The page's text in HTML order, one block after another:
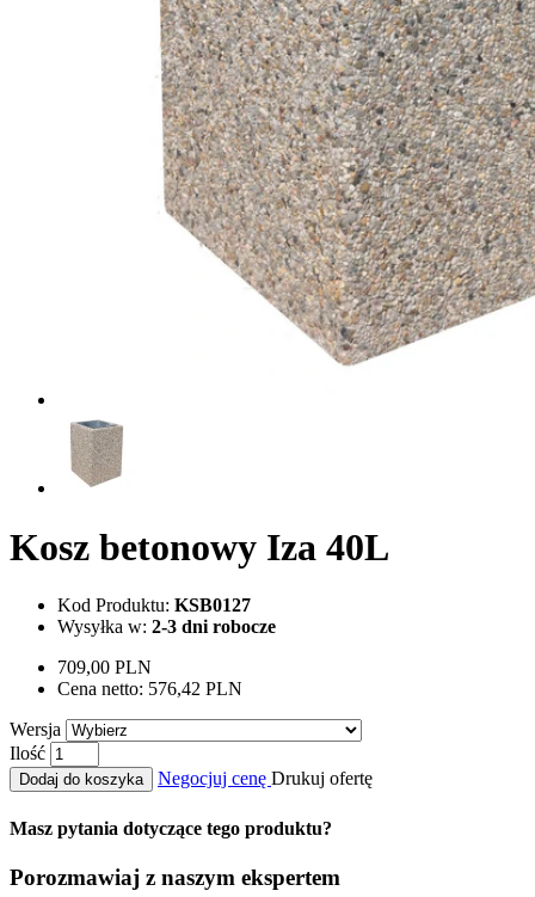
Kosz betonowy Iza 40L
Kod Produktu: KSB0127
Wysyłka w: 2-3 dni robocze
709,00 PLN
Cena netto: 576,42 PLN
Wersja
Ilość
Dodaj do koszyka Negocjuj cenę Drukuj ofertę
Masz pytania dotyczące tego produktu?
Porozmawiaj z naszym ekspertem